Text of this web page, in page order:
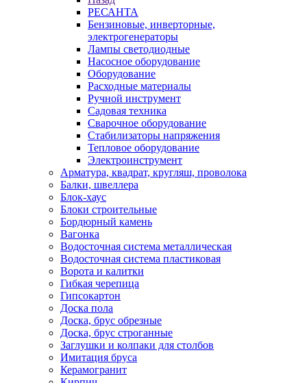
РЕСАНТА
Бензиновые, инверторные,
электрогенераторы
Лампы светодиодные
Насосное оборудование
Оборудование
Расходные материалы
Ручной инструмент
Садовая техника
Сварочное оборудование
Стабилизаторы напряжения
Тепловое оборудование
Электроинструмент
Арматура, квадрат, кругляш, проволока
Балки, швеллера
Блок-хаус
Блоки строительные
Бордюрный камень
Вагонка
Водосточная система металлическая
Водосточная система пластиковая
Ворота и калитки
Гибкая черепица
Гипсокартон
Доска пола
Доска, брус обрезные
Доска, брус строганные
Заглушки и колпаки для столбов
Имитация бруса
Керамогранит